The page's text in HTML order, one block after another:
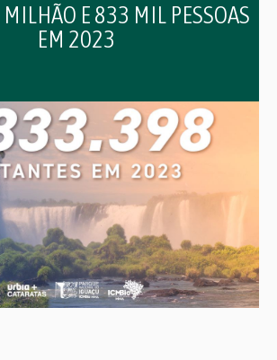
MILHÃO E 833 MIL PESSOAS
EM 2023